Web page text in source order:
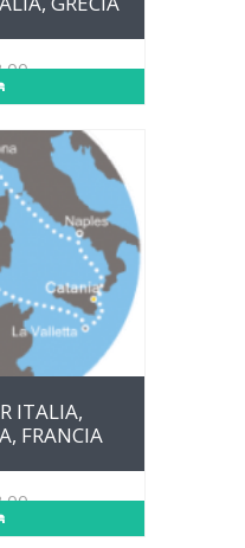
ITALIA,
FRANCIA